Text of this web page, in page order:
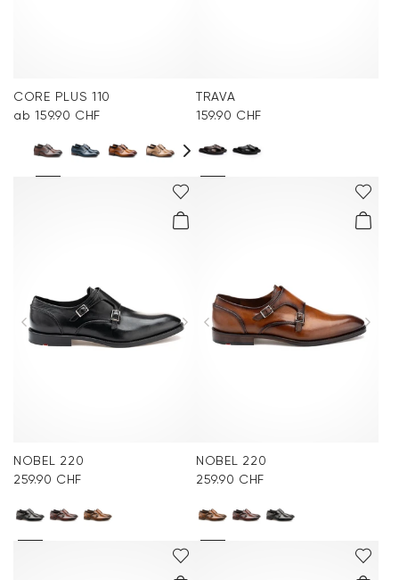
CORE PLUS 110
ab 159.90 CHF
TRAVA
159.90 CHF
NOBEL 220
259.90 CHF
NOBEL 220
259.90 CHF